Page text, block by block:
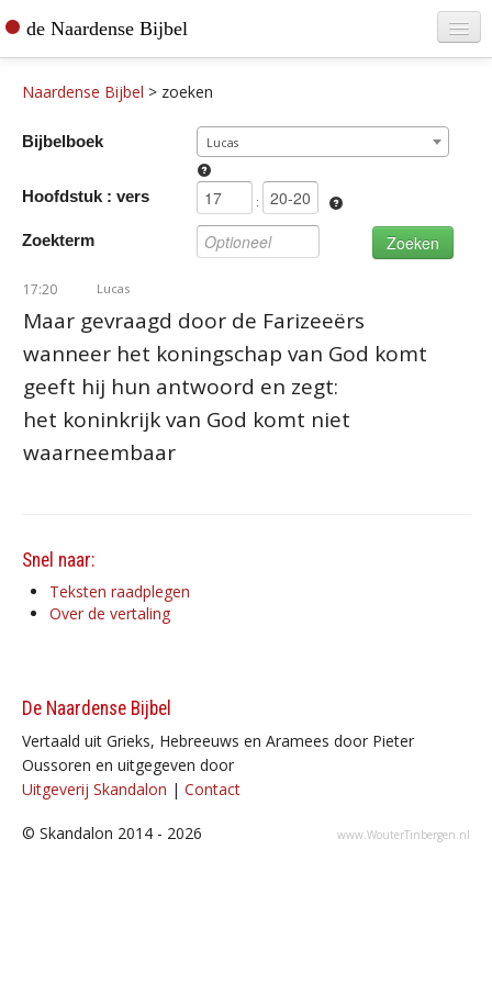
de Naardense Bijbel
De vertaler
Contact
Naardense Bijbel > zoeken
Bijbelboek Lucas
Hoofdstuk : vers :
Zoekterm
17:20 Lucas
Maar gevraagd door de Farizeeërs
wanneer het koningschap van God komt
geeft hij hun antwoord en zegt:
het koninkrijk van God komt niet
waarneembaar
Snel naar:
Teksten raadplegen
Over de vertaling
De Naardense Bijbel
Vertaald uit Grieks, Hebreeuws en Aramees door Pieter
Oussoren en uitgegeven door
Uitgeverij Skandalon | Contact
www.WouterTinbergen.nl
© Skandalon 2014 - 2026